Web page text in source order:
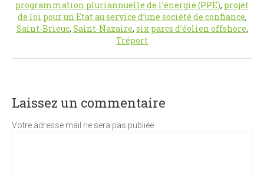
programmation pluriannuelle de l’énergie (PPE), projet
de loi pour un Etat au service d’une société de confiance,
Saint-Brieuc, Saint-Nazaire, six parcs d’éolien offshore,
Tréport
Laissez un commentaire
Votre adresse mail ne sera pas publiée